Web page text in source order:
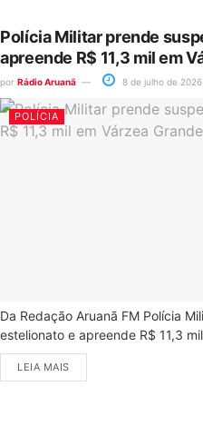
Polícia Militar prende
apreende R$ 11,3 mil em
por Rádio Aruanã 8 de julho de 2026
POLÍCIA
Da Redação Aruanã FM Polícia
estelionato e apreende R$ 11,3
LEIA MAIS